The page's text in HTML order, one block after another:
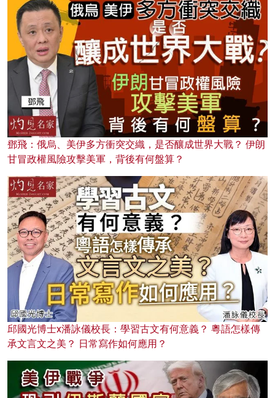
鄧飛：俄烏、美伊多方衝突交織，是否釀成世界大戰？ 伊朗
甘冒政權風險攻擊美軍，背後有何盤算？
邱國光博士x潘詠儀校長：學習古文有何意義？ 粵語怎樣傳
承文言文之美？ 日常寫作如何應用？